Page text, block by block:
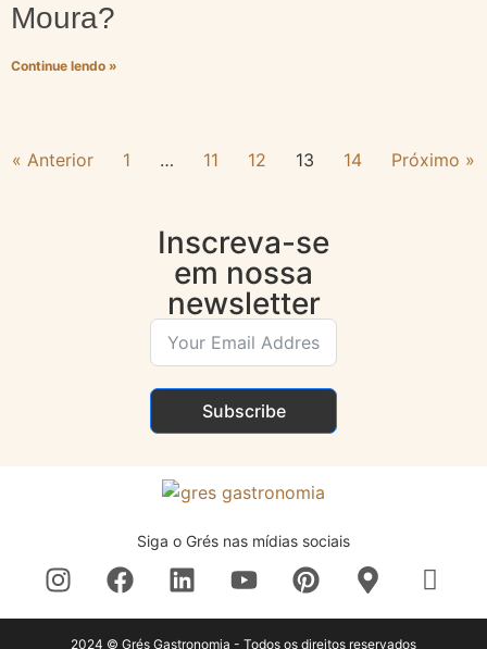
Moura?
Continue lendo »
« Anterior 1 … 11 12 13 14 Próximo »
Inscreva-se
em nossa
newsletter
Subscribe
Siga o Grés nas mídias sociais
2024 © Grés Gastronomia - Todos os direitos reservados